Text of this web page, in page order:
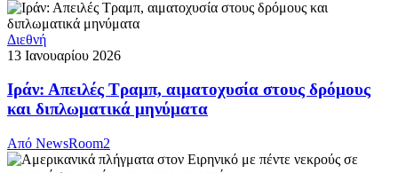
Διεθνή
13 Ιανουαρίου 2026
Ιράν: Απειλές Τραμπ, αιματοχυσία στους δρόμους
και διπλωματικά μηνύματα
Από NewsRoom2